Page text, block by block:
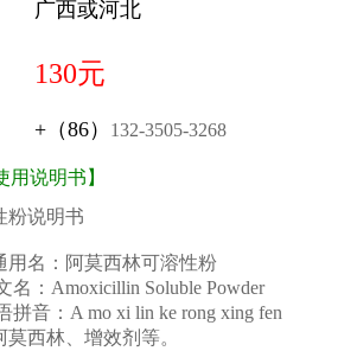
广西或河北
130元
+（86） 132-3505-3268
用说明书】
粉说明书
用名：阿莫西林可溶性粉
Soluble Powder
mo xi lin ke rong xing fen
莫西林、增效剂等。